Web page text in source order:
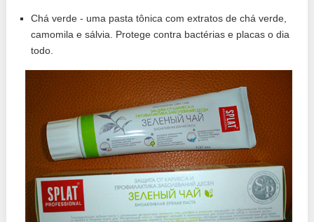
Chá verde - uma pasta tônica com extratos de chá verde,
camomila e sálvia. Protege contra bactérias e placas o dia
todo.